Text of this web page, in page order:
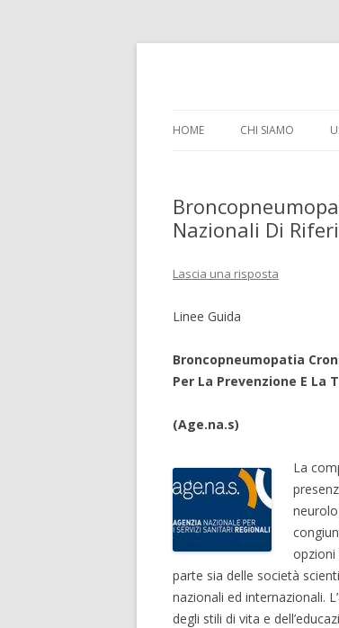
HOME CHI SIAMO
Nazionali Di
Lascia una risposta
Linee Guida
Broncopneumopatia
Per La Prevenzione E La
(Age.na.s)
La
opzioni
parte sia delle società
nazionali ed internazionali.
degli stili di vita e